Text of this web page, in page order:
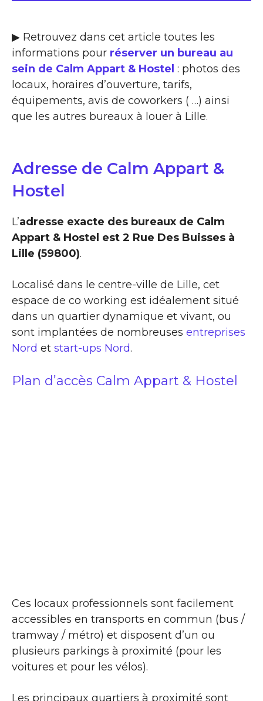
▶ Retrouvez dans cet article toutes les
informations pour réserver un bureau au
sein de Calm Appart & Hostel : photos des
locaux, horaires d’ouverture, tarifs,
équipements, avis de coworkers ( …) ainsi
que les autres bureaux à louer à Lille.
Adresse de Calm Appart &
Hostel
L’adresse exacte des bureaux de Calm
Appart & Hostel est 2 Rue Des Buisses à
Lille (59800).
Localisé dans le centre-ville de Lille, cet
espace de co working est idéalement situé
dans un quartier dynamique et vivant, ou
sont implantées de nombreuses entreprises
Nord et start-ups Nord.
Plan d’accès Calm Appart & Hostel
Ces locaux professionnels sont facilement
accessibles en transports en commun (bus /
tramway / métro) et disposent d’un ou
plusieurs parkings à proximité (pour les
voitures et pour les vélos).
Les principaux quartiers à proximité sont